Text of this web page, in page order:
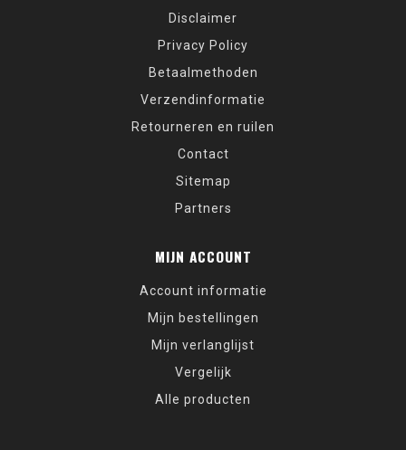
Disclaimer
Privacy Policy
Betaalmethoden
Verzendinformatie
Retourneren en ruilen
Contact
Sitemap
Partners
MIJN ACCOUNT
Account informatie
Mijn bestellingen
Mijn verlanglijst
Vergelijk
Alle producten